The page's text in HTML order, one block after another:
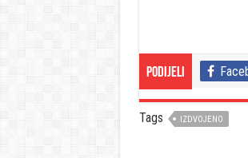
Podijeli
Tags IZDVOJENO